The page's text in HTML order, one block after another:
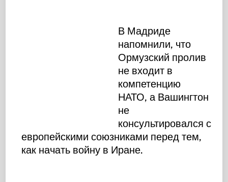
В Мадриде
напомнили, что
Ормузский пролив
не входит в
компетенцию
НАТО, а Вашингтон
не
консультировался с
европейскими союзниками перед тем,
как начать войну в Иране.